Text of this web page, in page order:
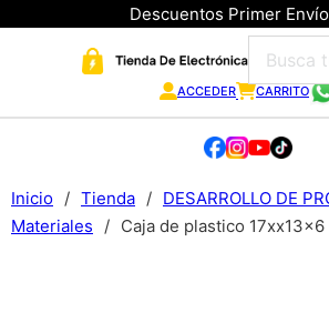
Descuentos Primer
ACCEDER CARRITO
Inicio / Tienda / DESARROLLO DE
Materiales
/ Caja de plastico